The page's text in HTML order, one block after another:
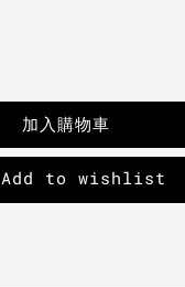
加入購物車
Add to wishlist